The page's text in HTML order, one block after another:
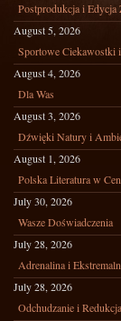
Postprodukcja i Edycja
August 5, 2026
Sportowe Ciekawostki
August 4, 2026
Dla Was
August 3, 2026
Dźwięki Natury i
August 1, 2026
Polska Literatura w
July 30, 2026
Wasze Doświadczenia
July 28, 2026
Adrenalina i
July 28, 2026
Odchudzanie i Redukcja